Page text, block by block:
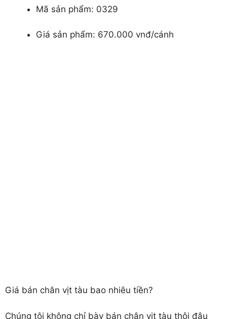
Mã sản phẩm: 0329
Giá sản phẩm: 670.000 vnđ/cánh
Giá bán chân vịt tàu bao nhiêu tiền?
Chúng tôi không chỉ bày bán chân vịt tàu thôi đâu